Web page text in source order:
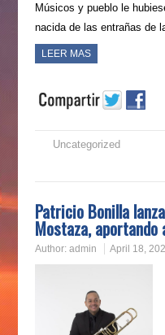
Músicos y pueblo le
nacida de las entrañas de
LEER MAS
Uncategorized
Patricio Bonilla
Mostaza, aportando
Author: admin April 18,